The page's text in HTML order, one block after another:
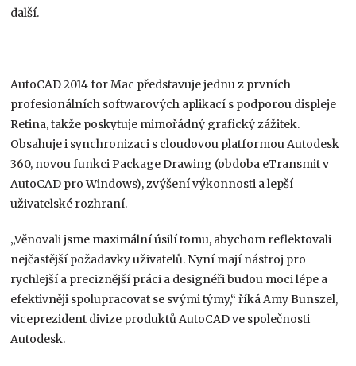
další.
AutoCAD 2014 for Mac představuje jednu z prvních
profesionálních softwarových aplikací s podporou displeje
Retina, takže poskytuje mimořádný grafický zážitek.
Obsahuje i synchronizaci s cloudovou platformou Autodesk
360, novou funkci Package Drawing (obdoba eTransmit v
AutoCAD pro Windows), zvýšení výkonnosti a lepší
uživatelské rozhraní.
„Věnovali jsme maximální úsilí tomu, abychom reflektovali
nejčastější požadavky uživatelů. Nyní mají nástroj pro
rychlejší a preciznější práci a designéři budou moci lépe a
efektivněji spolupracovat se svými týmy,“ říká Amy Bunszel,
viceprezident divize produktů AutoCAD ve společnosti
Autodesk.